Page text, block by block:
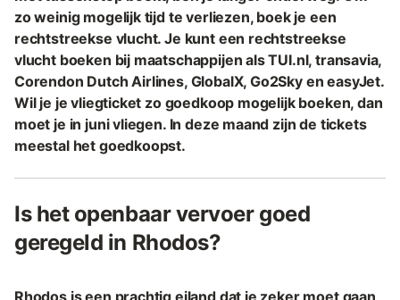
zo weinig mogelijk tijd te verliezen, boek je een
rechtstreekse vlucht. Je kunt een rechtstreekse
vlucht boeken bij maatschappijen als TUI.nl, transavia,
Corendon Dutch Airlines, GlobalX, Go2Sky en easyJet.
Wil je je vliegticket zo goedkoop mogelijk boeken, dan
moet je in juni vliegen. In deze maand zijn de tickets
meestal het goedkoopst.
Is het openbaar vervoer goed
geregeld in Rhodos?
Rhodos is een prachtig eiland dat je zeker moet gaan